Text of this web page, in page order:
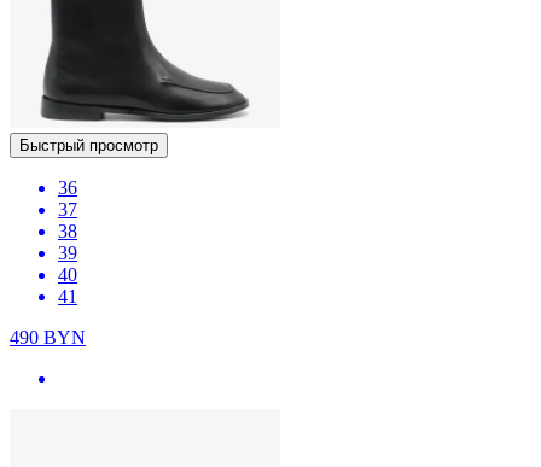
Быстрый просмотр
36
37
38
39
40
41
490 BYN